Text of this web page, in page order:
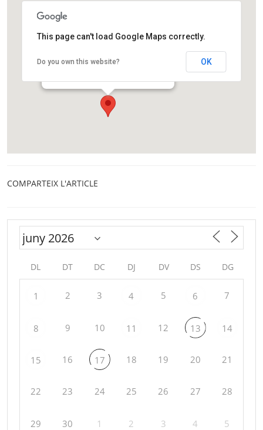
Biblioteca Central Tecla Sala
Avinguda de Josep Tarradellas i Joan, 44
This page can't load Google Maps correctly.
Do you own this website? OK
COMPARTEIX L'ARTICLE
DL DT DC DJ DV DS DG
1 2 3 4 5 6 7
8 9 10 11 12 13 14
15 16 17 18 19 20 21
22 23 24 25 26 27 28
29 30 1 2 3 4 5